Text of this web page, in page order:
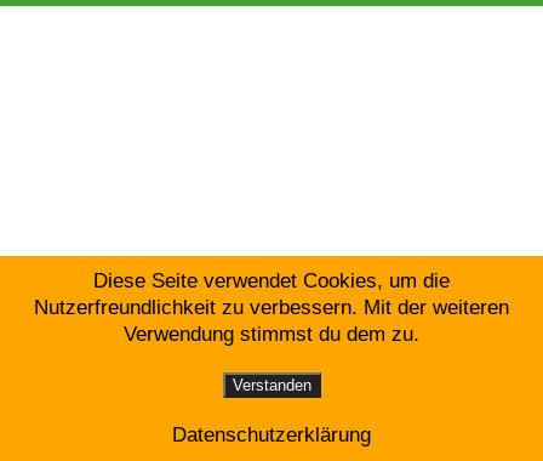
Diese Seite verwendet Cookies, um die
Nutzerfreundlichkeit zu verbessern. Mit der weiteren
Verwendung stimmst du dem zu.
Verstanden
Datenschutzerklärung